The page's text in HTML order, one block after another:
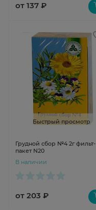
от 137 ₽
Быстрый просмотр
Грудной сбор №4 2г фильт-
пакет N20
В наличии
от 203 ₽